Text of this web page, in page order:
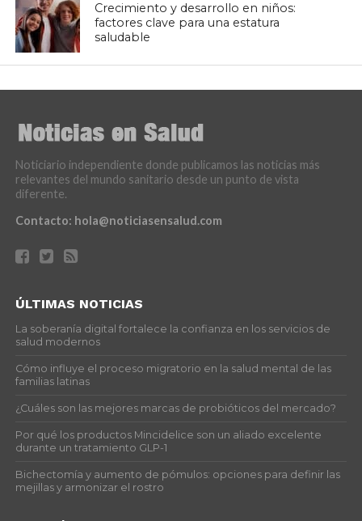
Crecimiento y desarrollo en niños:
factores clave para una estatura
saludable
Noticiario independiente donde publicamos las noticias más
relevantes del mundo sanitario desde un punto de vista
diferente.
Contacto: hola@noticiasensalud.com
ÚLTIMAS NOTICIAS
La soberanía digital fortalece la confianza en los servicios de
salud modernos
Cómo influye el proceso migratorio en la salud mental de las
familias latinas
¿Cuáles son las mejores marcas de probióticos del mercado?
Por qué los productos Mincidelice son un aliado excelente
durante un tratamiento GLP-1
Bichectomía y aumento de pómulos: opciones para definir las
mejillas y armonizar el rostro